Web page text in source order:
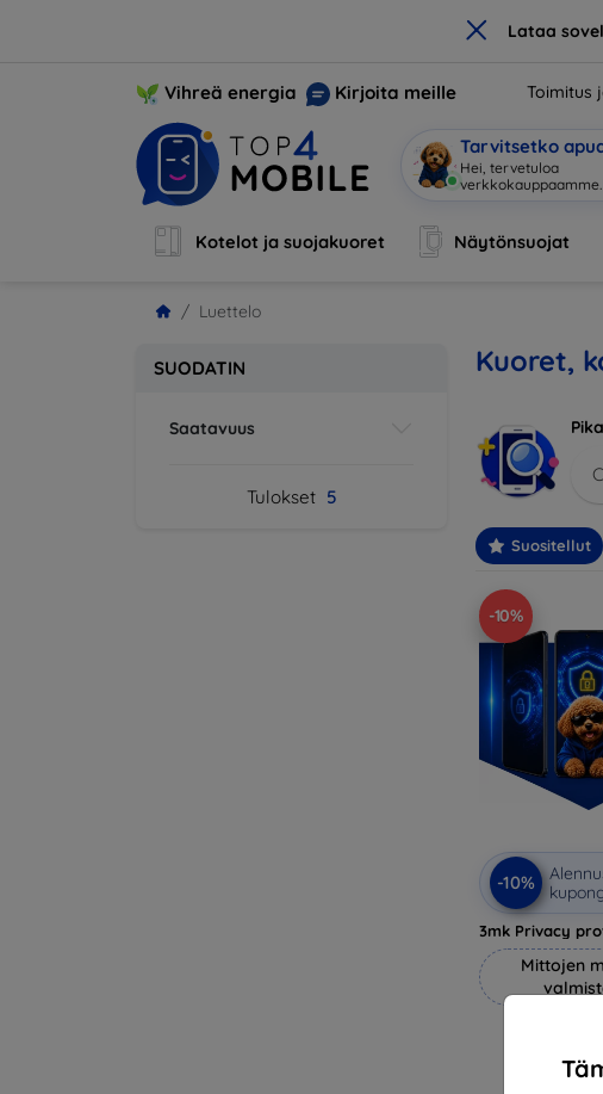
× Lataa
Vihreä energia Kirjoita meille Toimitus
Tarvitsetko
Hei, tervetuloa
verkkokauppaamme.
Kotelot ja suojakuoret Näytönsuojat
Luettelo
SUODATIN
Saatavuus
Tulokset 5
Kuoret,
Suositellut
-10%
-10%
3mk Privacy
Mittojen